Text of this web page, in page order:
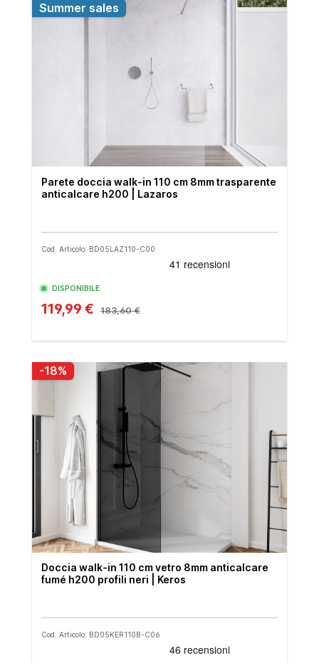
Summer sales
Parete doccia walk-in 110 cm 8mm trasparente
anticalcare h200 | Lazaros
Cod. Articolo: BD05LAZ110-C00
DISPONIBILE
119,99 € 183,60 €
-18%
Doccia walk-in 110 cm vetro 8mm anticalcare
fumé h200 profili neri | Keros
Cod. Articolo: BD05KER110B-C06